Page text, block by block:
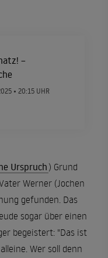
–
• 20:15 UHR
Urspruch ) Grund
Werner (Jochen
gefunden. Das
sogar über einen
begeistert: "Das ist
Wer soll denn